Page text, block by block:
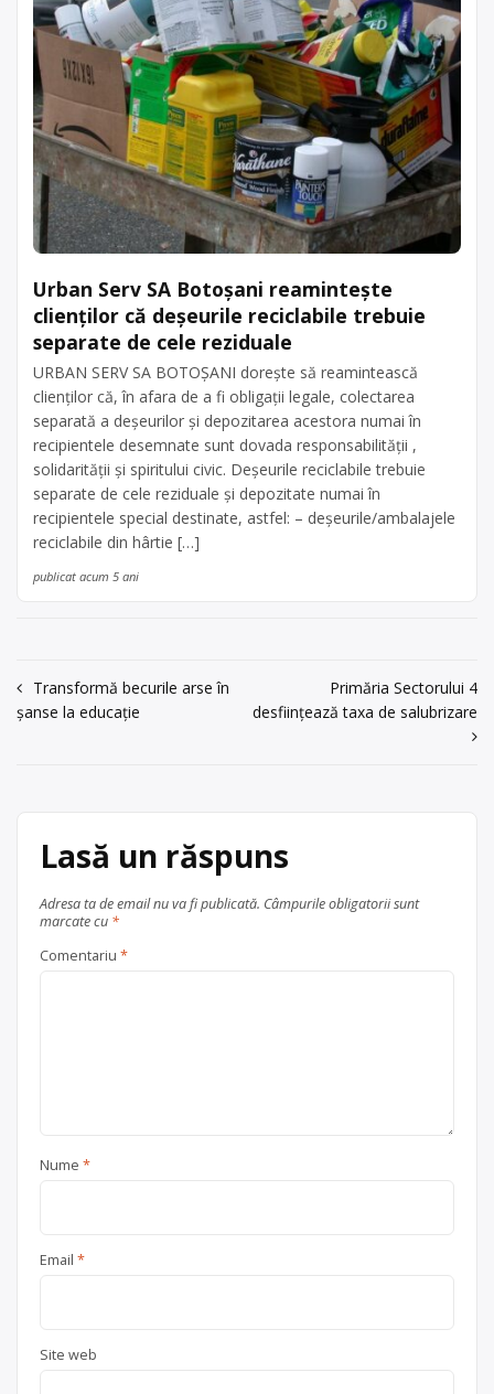
Urban Serv SA Botoșani reamintește
clienților că deșeurile reciclabile trebuie
separate de cele reziduale
URBAN SERV SA BOTOȘANI dorește să reamintească
clienților că, în afara de a fi obligații legale, colectarea
separată a deșeurilor și depozitarea acestora numai în
recipientele desemnate sunt dovada responsabilității ,
solidarității și spiritului civic. Deșeurile reciclabile trebuie
separate de cele reziduale și depozitate numai în
recipientele special destinate, astfel: – deșeurile/ambalajele
reciclabile din hârtie […]
publicat acum 5 ani
Navigare
în
Transformă becurile arse în
șanse la educație
Primăria Sectorului 4
desfiinţează taxa de salubrizare
Lasă un răspuns
Adresa ta de email nu va fi publicată. Câmpurile obligatorii sunt
marcate cu *
Comentariu *
Nume *
Email *
Site web